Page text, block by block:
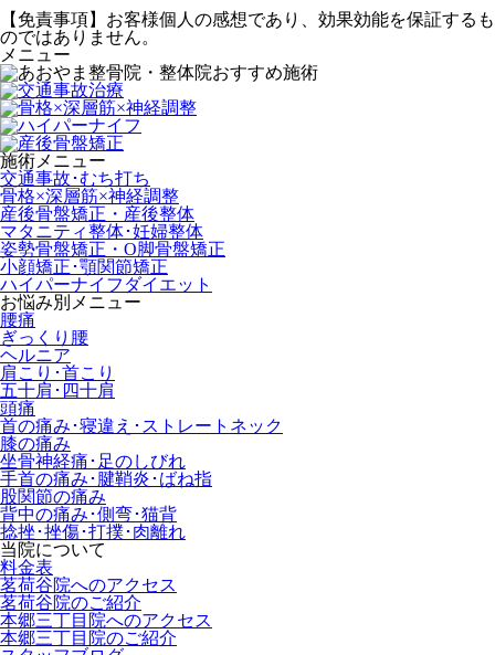
【免責事項】お客様個人の感想であり、効果効能を保証するも
のではありません。
メニュー
施術メニュー
交通事故･むち打ち
骨格×深層筋×神経調整
産後骨盤矯正・産後整体
マタニティ整体･妊婦整体
姿勢骨盤矯正・O脚骨盤矯正
小顔矯正･顎関節矯正
ハイパーナイフダイエット
お悩み別メニュー
腰痛
ぎっくり腰
ヘルニア
肩こり･首こり
五十肩･四十肩
頭痛
首の痛み･寝違え･ストレートネック
膝の痛み
坐骨神経痛･足のしびれ
手首の痛み･腱鞘炎･ばね指
股関節の痛み
背中の痛み･側弯･猫背
捻挫･挫傷･打撲･肉離れ
当院について
料金表
茗荷谷院へのアクセス
茗荷谷院のご紹介
本郷三丁目院へのアクセス
本郷三丁目院のご紹介